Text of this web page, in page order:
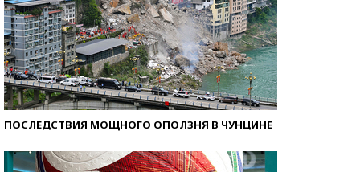
ПОСЛЕДСТВИЯ МОЩНОГО ОПОЛЗНЯ В ЧУНЦИНЕ